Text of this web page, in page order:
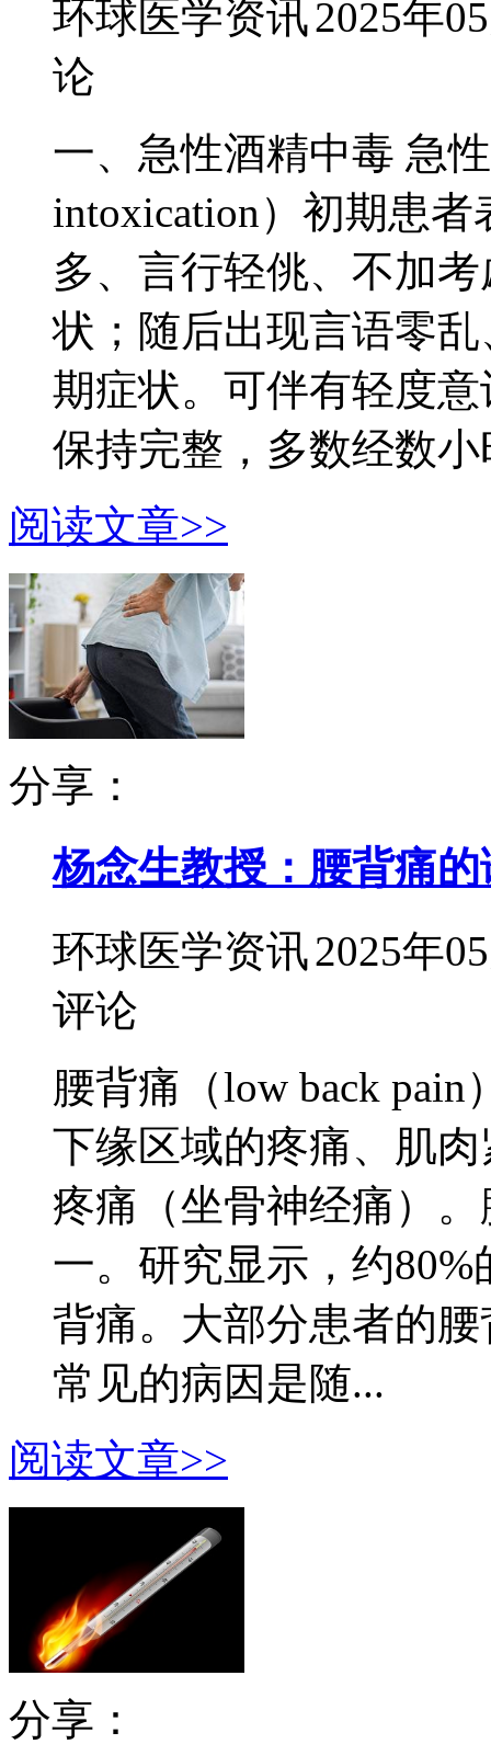
环球医学资讯2025年
论
一、急性酒精中毒 急
intoxication）初期患
多、言行轻佻、不加
状；随后出现言语零
期症状。可伴有轻度
保持完整，多数经数小
阅读文章>>
分享：
杨念生教授：腰背痛
环球医学资讯2025年
评论
腰背痛（low back
下缘区域的疼痛、肌
疼痛（坐骨神经痛）
一。研究显示，约
背痛。大部分患者的
常见的病因是随...
阅读文章>>
分享：